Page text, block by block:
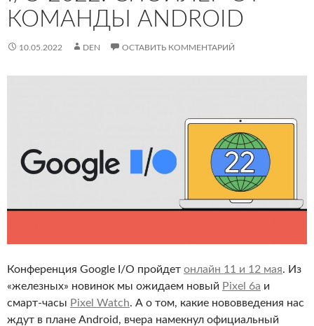
КОМАНДЫ ANDROID
10.05.2022 DEN ОСТАВИТЬ КОММЕНТАРИЙ
Конференция Google I/O пройдет онлайн 11 и 12 мая. Из
«железных» новинок мы ожидаем новый Pixel 6a и
смарт-часы Pixel Watch. А о том, какие нововведения нас
ждут в плане Android, вчера намекнул официальный